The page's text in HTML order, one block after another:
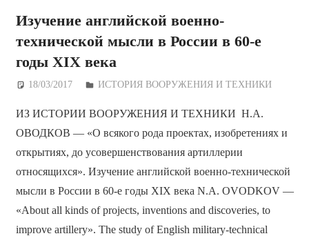
Изучение английской военно-
технической мысли в России в 60-е
годы XIX века
18/03/2017 Дежурный по Редакции
ИСТОРИЯ ВООРУЖЕНИЯ И ТЕХНИКИ
ИЗ ИСТОРИИ ВООРУЖЕНИЯ И ТЕХНИКИ Н.А.
ОВОДКОВ — «О всякого рода проектах, изобретениях и
открытиях, до усовершенствования артиллерии
относящихся». Изучение английской военно-технической
мысли в России в 60-е годы XIX века N.A. OVODKOV —
«About all kinds of projects, inventions and discoveries, to
improve artillery». The study of English military-technical